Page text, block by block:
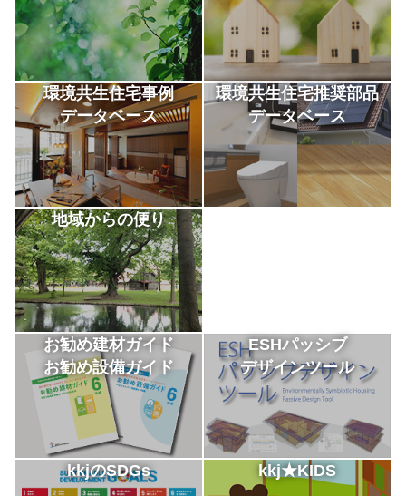
環境共生住宅事例
データベース
環境共生住宅推奨部品
データベース
地域からの便り
お勧め建材ガイド
お勧め設備ガイド
ESHパッシブ
デザインツール
kkjのSDGs kkj★KIDS